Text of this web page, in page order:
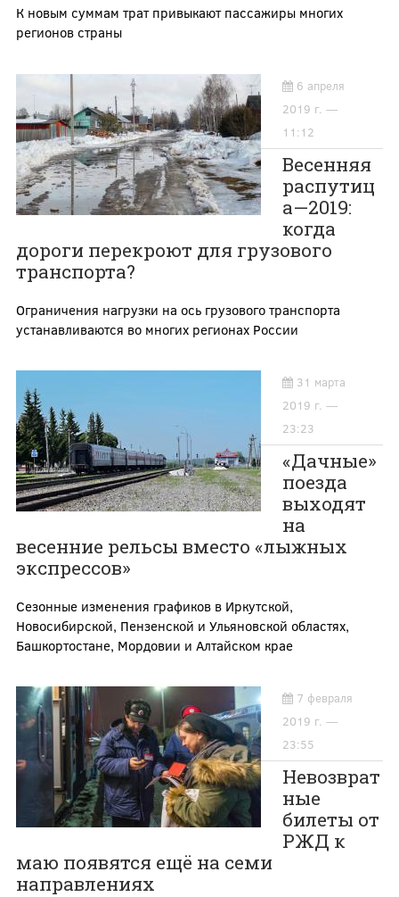
К новым суммам трат привыкают пассажиры многих
регионов страны
6 апреля
2019 г. —
11:12
Весенняя
распутиц
а—2019:
когда
дороги перекроют для грузового
транспорта?
Ограничения нагрузки на ось грузового транспорта
устанавливаются во многих регионах России
31 марта
2019 г. —
23:23
«Дачные»
поезда
выходят
на
весенние рельсы вместо «лыжных
экспрессов»
Сезонные изменения графиков в Иркутской,
Новосибирской, Пензенской и Ульяновской областях,
Башкортостане, Мордовии и Алтайском крае
7 февраля
2019 г. —
23:55
Невозврат
ные
билеты от
РЖД к
маю появятся ещё на семи
направлениях